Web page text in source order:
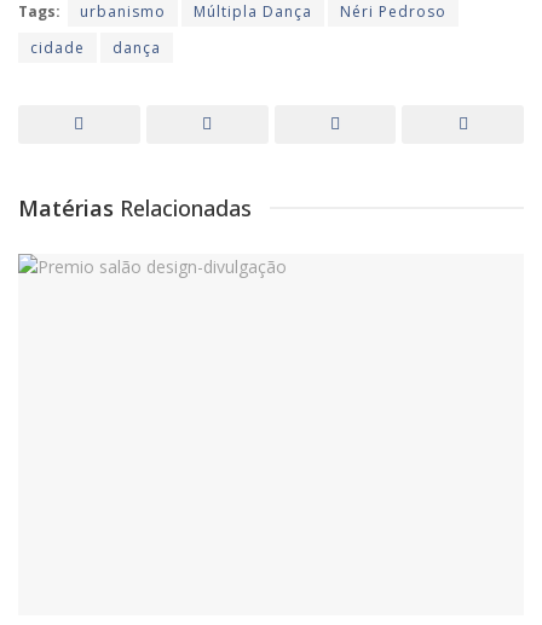
Tags: urbanismo Múltipla Dança
Néri Pedroso
cidade
dança
Matérias Relacionadas